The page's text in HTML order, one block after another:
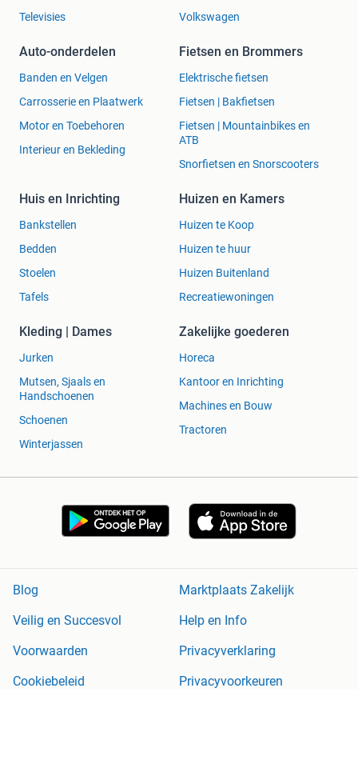
Televisies
Volkswagen
Auto-onderdelen
Banden en Velgen
Carrosserie en Plaatwerk
Motor en Toebehoren
Interieur en Bekleding
Fietsen en Brommers
Elektrische fietsen
Fietsen | Bakfietsen
Fietsen | Mountainbikes en
ATB
Snorfietsen en Snorscooters
Huis en Inrichting
Bankstellen
Bedden
Stoelen
Tafels
Huizen en Kamers
Huizen te Koop
Huizen te huur
Huizen Buitenland
Recreatiewoningen
Kleding | Dames
Jurken
Mutsen, Sjaals en
Handschoenen
Schoenen
Winterjassen
Zakelijke goederen
Horeca
Kantoor en Inrichting
Machines en Bouw
Tractoren
Blog
Marktplaats Zakelijk
Veilig en Succesvol
Help en Info
Voorwaarden
Privacyverklaring
Cookiebeleid
Privacyvoorkeuren